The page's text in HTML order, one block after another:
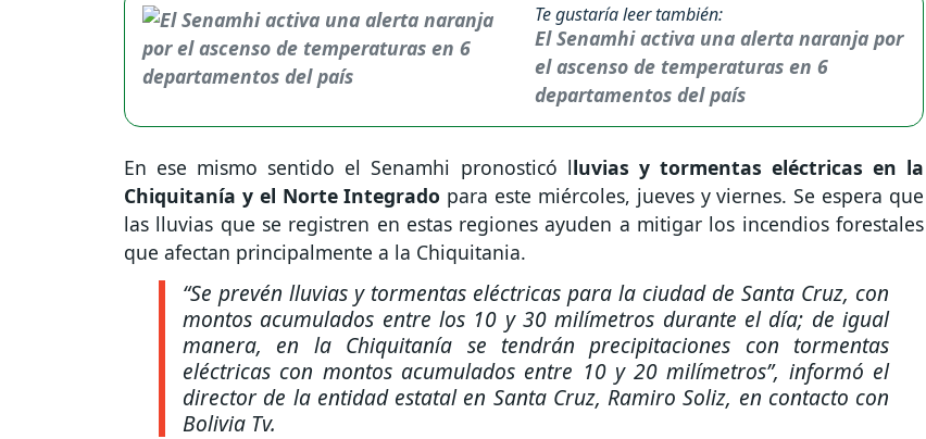
Te gustaría leer también:
El Senamhi activa una alerta naranja por
el ascenso de temperaturas en 6
departamentos del país
En ese mismo sentido el Senamhi pronosticó lluvias y tormentas eléctricas en la
Chiquitanía y el Norte Integrado para este miércoles, jueves y viernes. Se espera que
las lluvias que se registren en estas regiones ayuden a mitigar los incendios forestales
que afectan principalmente a la Chiquitania.
“Se prevén lluvias y tormentas eléctricas para la ciudad de Santa Cruz, con
montos acumulados entre los 10 y 30 milímetros durante el día; de igual
manera, en la Chiquitanía se tendrán precipitaciones con tormentas
eléctricas con montos acumulados entre 10 y 20 milímetros”, informó el
director de la entidad estatal en Santa Cruz, Ramiro Soliz, en contacto con
Bolivia Tv.